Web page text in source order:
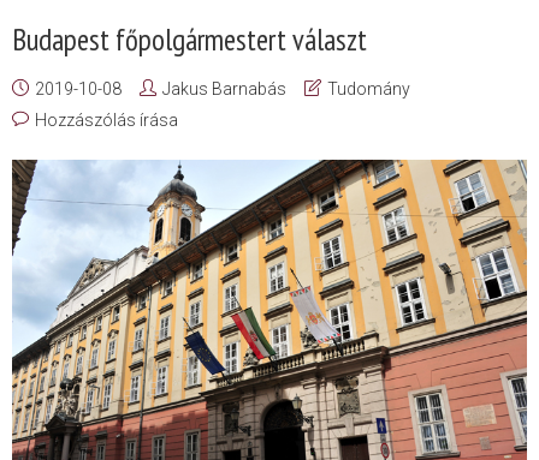
Budapest főpolgármestert választ
2019-10-08 Jakus Barnabás
Tudomány
Hozzászólás írása